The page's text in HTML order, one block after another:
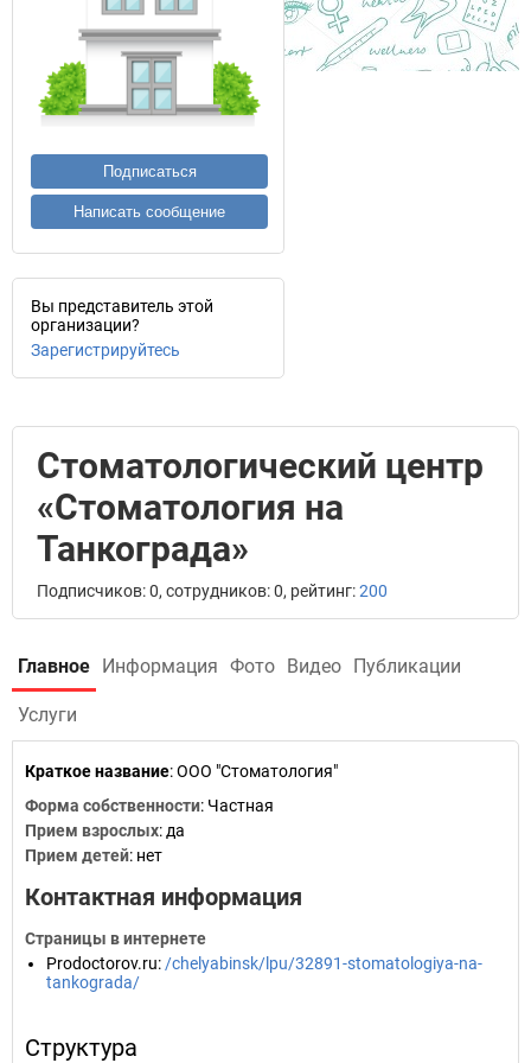
Подписаться
Написать сообщение
Вы представитель этой
организации?
Зарегистрируйтесь
Стоматологический центр
«Стоматология на
Танкограда»
Подписчиков: 0, сотрудников: 0, рейтинг:200
Главное Информация Фото Видео Публикации
Услуги
Краткое название:ООО "Стоматология"
Форма собственности: Частная
Прием взрослых: да
Прием детей: нет
Контактная информация
Страницы в интернете
Prodoctorov.ru: /chelyabinsk/lpu/32891-stomatologiya-na-
tankograda/
Структура